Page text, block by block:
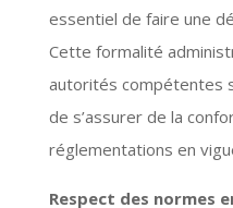
essentiel de faire une
Cette formalité
autorités compétentes
de s’assurer de la
réglementations en
Respect des normes